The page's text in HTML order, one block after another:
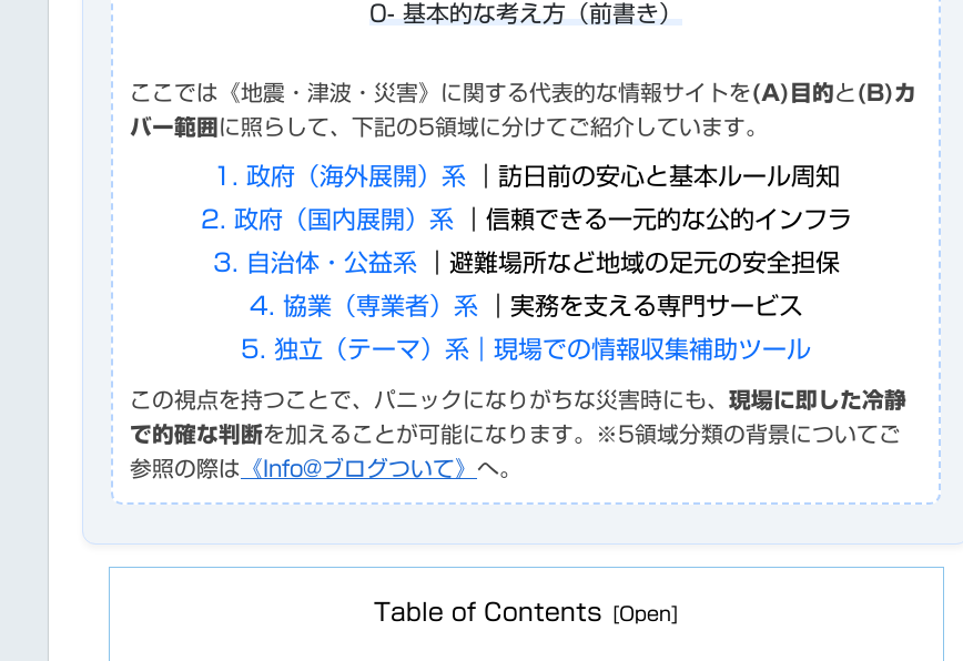
0- 基本的な考え方（前書き）
ここでは《地震・津波・災害》に関する代表的な情報サイトを(A)目的と (B)カ
バー範囲 に照らして、下記の5領域に分けてご紹介しています。
1. 政府（海外展開）系｜訪日前の安心と基本ルール周知
2. 政府（国内展開）系｜信頼できる一元的な公的インフラ
3. 自治体・公益系｜避難場所など地域の足元の安全担保
4. 協業（専業者）系｜実務を支える専門サービス
5. 独立（テーマ）系｜現場での情報収集補助ツール
この視点を持つことで、パニックになりがちな災害時にも、 現場に即した冷静
で的確な判断を加えることが可能になります。※5領域分類の背景についてご
参照の際は 《Info@ブログついて》 へ。
Table of Contents